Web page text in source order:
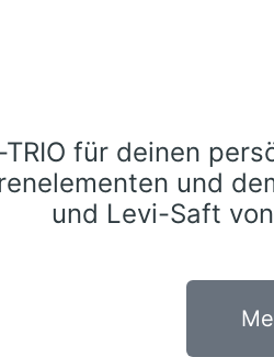
für deinen
und
und Levi-Saft